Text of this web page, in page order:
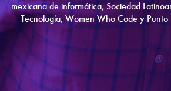
mexicana de informática, Sociedad
Tecnología, Women Who Code y